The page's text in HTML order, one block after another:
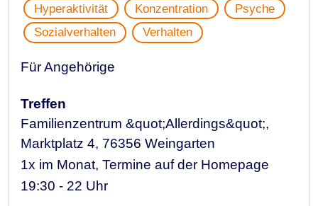
Hyperaktivität
Konzentration
Psyche
Sozialverhalten
Verhalten
Für Angehörige
Treffen
Familienzentrum &quot;Allerdings&quot;,
Marktplatz 4, 76356 Weingarten
1x im Monat, Termine auf der Homepage
19:30 - 22 Uhr